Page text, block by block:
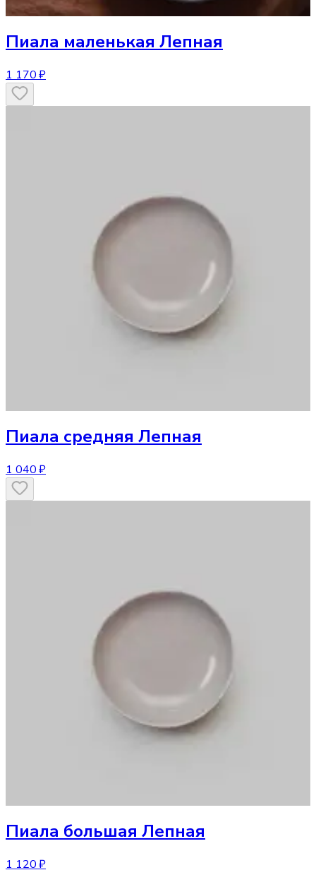
Пиала маленькая Лепная
1 170 ₽
Пиала средняя Лепная
1 040 ₽
Пиала большая Лепная
1 120 ₽